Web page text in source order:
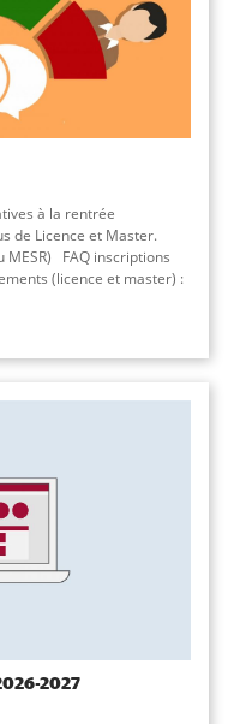
à la rentrée
de Licence et Master.
FAQ inscriptions
(licence et master) :
2027